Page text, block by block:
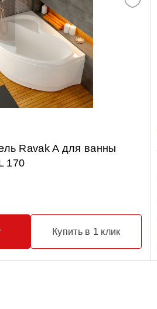
Ravak A для ванны
170
Купить в 1 клик